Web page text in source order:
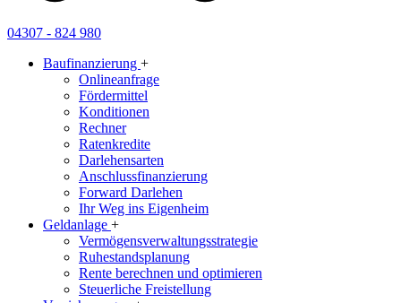
04307 - 824 980
Baufinanzierung +
Onlineanfrage
Fördermittel
Konditionen
Rechner
Ratenkredite
Darlehensarten
Anschlussfinanzierung
Forward Darlehen
Ihr Weg ins Eigenheim
Geldanlage +
Vermögensverwaltungsstrategie
Ruhestandsplanung
Rente berechnen und optimieren
Steuerliche Freistellung